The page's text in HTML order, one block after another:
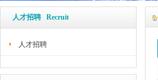
人才招聘 Recruit
人才招聘